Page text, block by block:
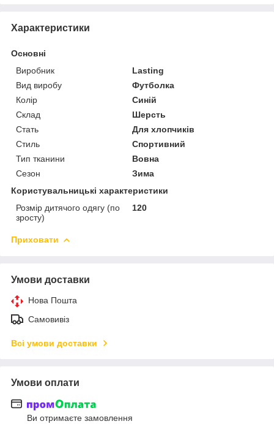
Характеристики
Основні
Виробник
Lasting
Вид виробу
Футболка
Колір
Синій
Склад
Шерсть
Стать
Для хлопчиків
Стиль
Спортивний
Тип тканини
Вовна
Сезон
Зима
Користувальницькі характеристики
Розмір дитячого одягу (по
зросту)
120
Приховати
Умови доставки
Нова Пошта
Самовивіз
Всі умови доставки
Умови оплати
Ви отримаєте замовлення